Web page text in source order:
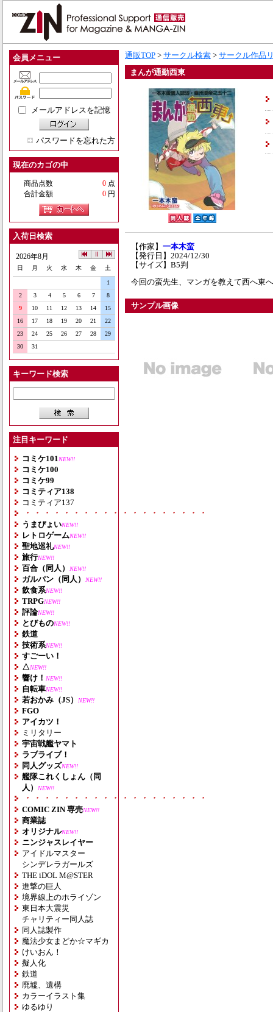
会員メニュー
メールアドレスを記憶
パスワードを忘れた方
現在のカゴの中
商品点数 0 点
合計金額
0 円
入荷日検索
2026年8月
日 月 火 水 木 金 土
1
2
3 4 5 6 7
8
9
10 11 12 13 14
15
16
17 18 19 20 21
22
23
24 25 26 27 28
29
30
31
キーワード検索
注目キーワード
コミケ101 NEW!!
コミケ100
コミケ99
コミティア138
コミティア137
・・・・・・・・・・・・・・・・・・・
うまぴょいNEW!!
レトロゲームNEW!!
聖地巡礼NEW!!
旅行NEW!!
百合（同人） NEW!!
ガルパン（同人） NEW!!
飲食系NEW!!
TRPGNEW!!
評論NEW!!
とびものNEW!!
鉄道
技術系NEW!!
すごーい！
△NEW!!
響け！ NEW!!
自転車NEW!!
若おかみ（JS） NEW!!
FGO
アイカツ！
ミリタリー
宇宙戦艦ヤマト
ラブライブ！
同人グッズNEW!!
艦隊これくしょん（同
人）
NEW!!
・・・・・・・・・・・・・・・・・・・
COMIC ZIN 専売NEW!!
商業誌
オリジナルNEW!!
ニンジャスレイヤー
アイドルマスター
シンデレラガールズ
THE iDOL M@STER
進撃の巨人
境界線上のホライゾン
東日本大震災
チャリティー同人誌
同人誌製作
魔法少女まどか☆マギカ
けいおん！
擬人化
鉄道
廃墟、遺構
カラーイラスト集
ゆるゆり
通販TOP > サークル検索 > サークル作品
まんが通勤西東
【作家】 一本木蛮
【発行日】2024/12/30
【サイズ】B5判
今回の蛮先生、マンガを教えて西へ東
サンプル画像